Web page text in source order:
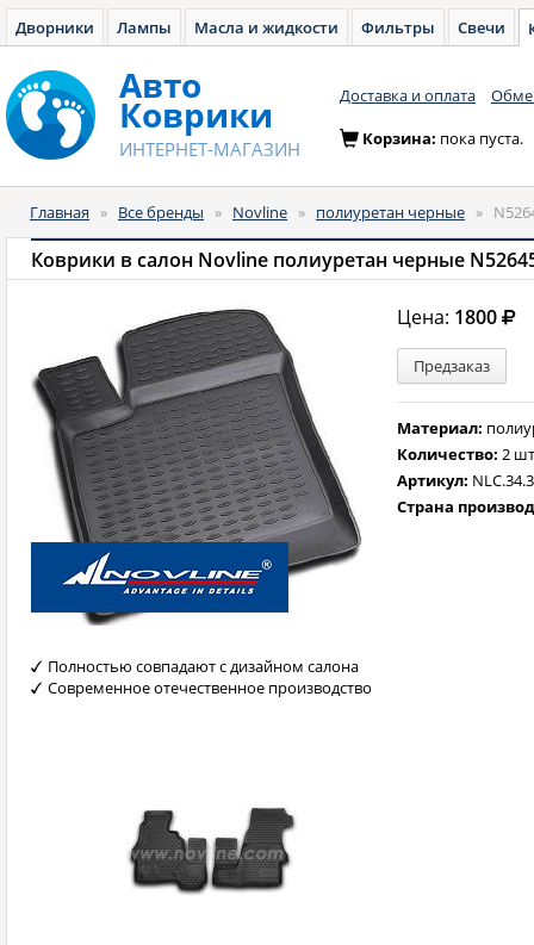
Дворники Лампы Масла и жидкости Фильтры Свечи
Авто
Коврики
ИНТЕРНЕТ-МАГАЗИН
Доставка и оплата
Корзина: пока пуста.
Главная » Все бренды » Novline » полиуретан черные »
Коврики в салон Novline полиуретан черные
Цена: 1800
Предзаказ
Материал:
Количество:2
Артикул:
Страна
Полностью совпадают с дизайном салона
Современное отечественное производство